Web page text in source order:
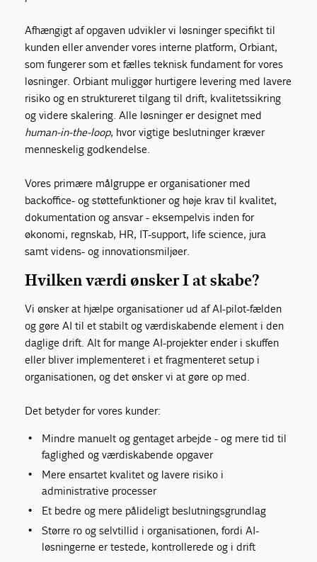
Afhængigt af opgaven udvikler vi løsninger specifikt til
kunden eller anvender vores interne platform, Orbiant,
som fungerer som et fælles teknisk fundament for vores
løsninger. Orbiant muliggør hurtigere levering med lavere
risiko og en struktureret tilgang til drift, kvalitetssikring
og videre skalering. Alle løsninger er designet med
human-in-the-loop, hvor vigtige beslutninger kræver
menneskelig godkendelse.
Vores primære målgruppe er organisationer med
backoffice- og støttefunktioner og høje krav til kvalitet,
dokumentation og ansvar - eksempelvis inden for
økonomi, regnskab, HR, IT-support, life science, jura
samt videns- og innovationsmiljøer.
Hvilken værdi ønsker I at skabe?
Vi ønsker at hjælpe organisationer ud af AI-pilot-fælden
og gøre AI til et stabilt og værdiskabende element i den
daglige drift. Alt for mange AI-projekter ender i skuffen
eller bliver implementeret i et fragmenteret setup i
organisationen, og det ønsker vi at gøre op med.
Det betyder for vores kunder:
Mindre manuelt og gentaget arbejde - og mere tid til
faglighed og værdiskabende opgaver
Mere ensartet kvalitet og lavere risiko i
administrative processer
Et bedre og mere pålideligt beslutningsgrundlag
Større ro og selvtillid i organisationen, fordi AI-
løsningerne er testede, kontrollerede og i drift